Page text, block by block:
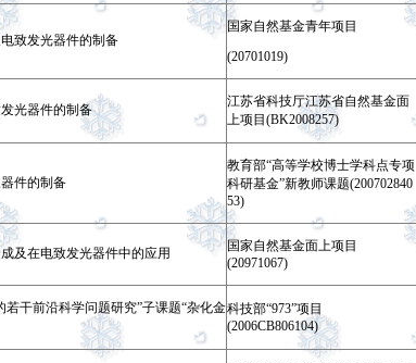
致发光器件的制备
国家自然基金青年项目
(20701019)
光器件的制备
江苏省科技厅江苏省自然基金面
上项目(BK2008257)
件的制备
教育部“高等学校博士学科点专项
科研基金”新教师课题(200702840
53)
及在电致发光器件中的应用
国家自然基金面上项目
(20971067)
干前沿科学问题研究”子课题“杂化金科技部“973”项目
(2006CB806104)